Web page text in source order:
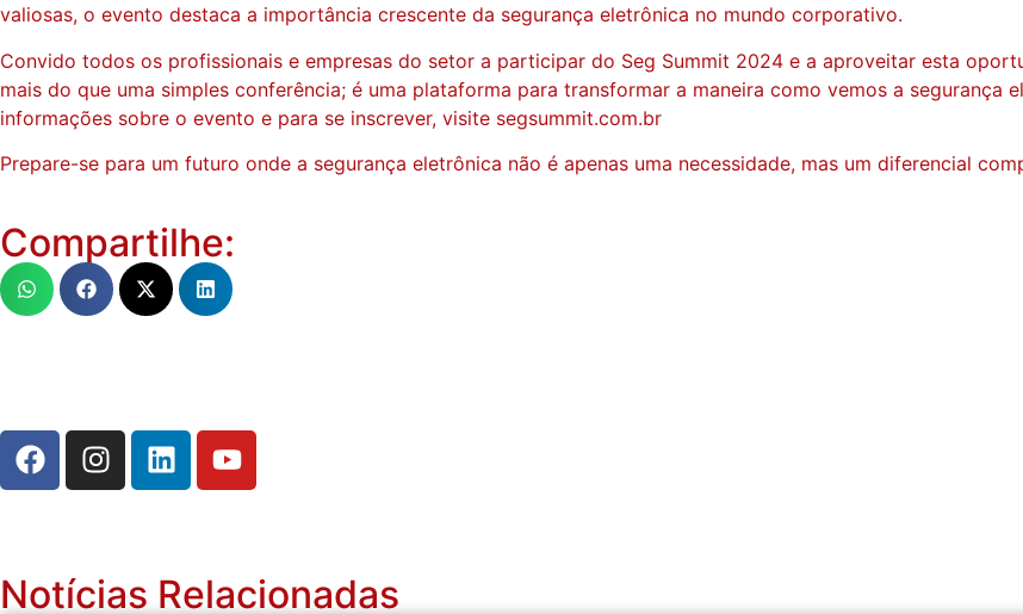
valiosas, o evento destaca a importância crescente da segurança eletrônica no mundo corporativo.
Convido todos os profissionais e empresas do setor a participar do Seg Summit 2024 e a aproveitar esta
mais do que uma simples conferência; é uma plataforma para transformar a maneira como vemos a segurança
informações sobre o evento e para se inscrever, visite segsummit.com.br
Prepare-se para um futuro onde a segurança eletrônica não é apenas uma necessidade, mas um diferencial
Compartilhe:
Notícias Relacionadas